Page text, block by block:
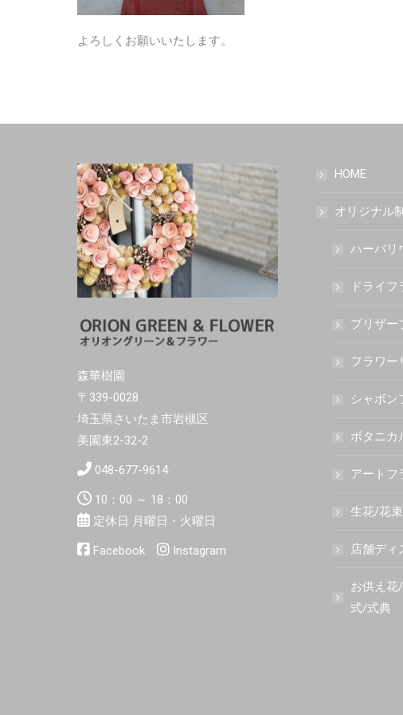
よろしくお願いいたします。
森華樹園
〒339-0028
埼玉県さいたま市岩槻区
美園東2-32-2
048-677-9614
10：00 ～ 18：00
定休日 月曜日・火曜日
Facebook Instagram
HOME
オリジナル
ハーバリ
ドライ
プリザー
フラワー
シャボン
ボタニカ
アートフ
生花/花
店舗ディ
お供え花
式/式典